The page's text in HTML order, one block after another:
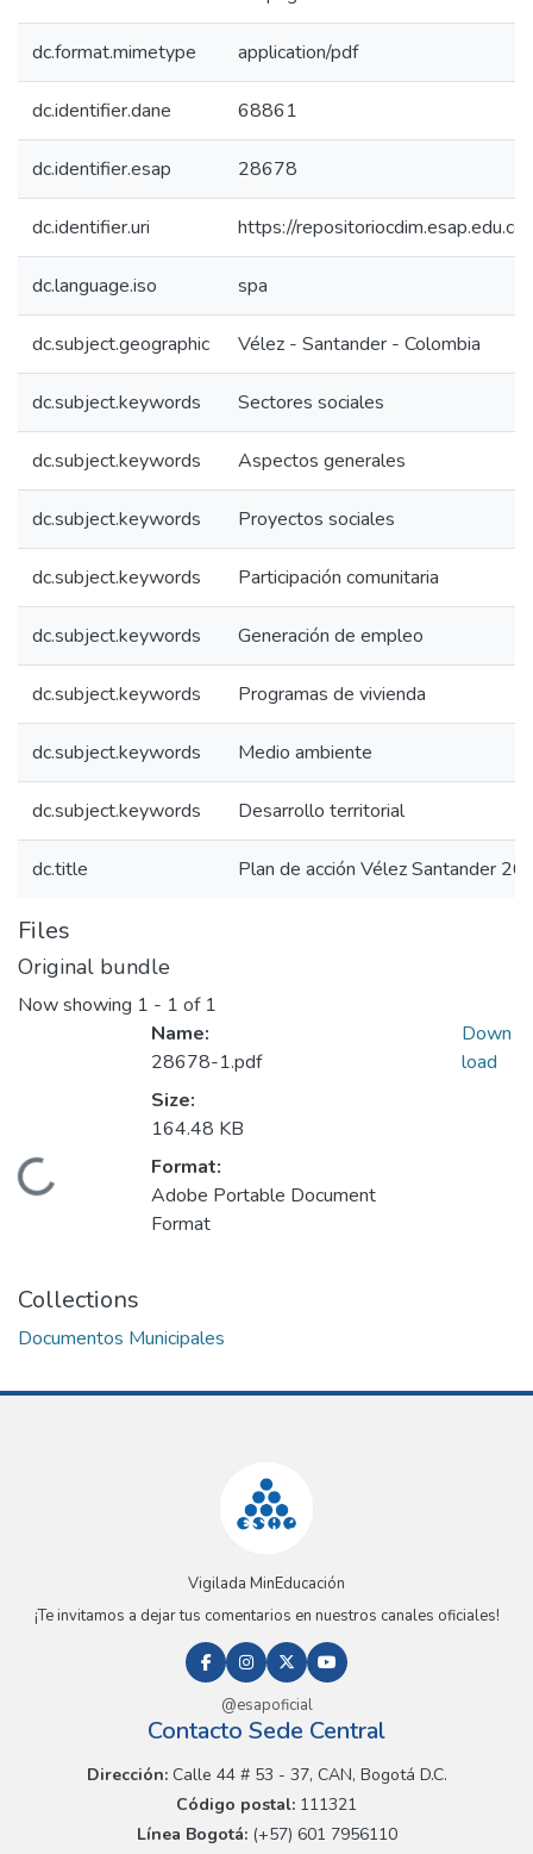
dc.format.mimetype application/pdf
dc.identifier.dane 68861
dc.identifier.esap 28678
dc.identifier.uri https://
dc.language.iso spa
dc.subject.geographic Vélez - Santander - Colombia
dc.subject.keywords Sectores sociales
dc.subject.keywords Aspectos generales
dc.subject.keywords Proyectos sociales
dc.subject.keywords Participación comunitaria
dc.subject.keywords Generación de empleo
dc.subject.keywords Programas de vivienda
dc.subject.keywords Medio ambiente
dc.subject.keywords Desarrollo territorial
dc.title Plan de acción Vélez Santander
Files
Original bundle
Now showing 1 - 1 of 1
Loading...
Name:
28678-1.pdf
Size:
164.48 KB
Format:
Adobe Portable Document
Format
Down
load
Collections
Documentos Municipales
Vigilada MinEducación
¡Te invitamos a dejar tus comentarios en nuestros canales oficiales!
@esapoficial
Contacto Sede Central
Dirección:Calle 44 # 53 - 37, CAN, Bogotá D.C.
Código postal: 111321
Línea Bogotá:(+57) 601 7956110